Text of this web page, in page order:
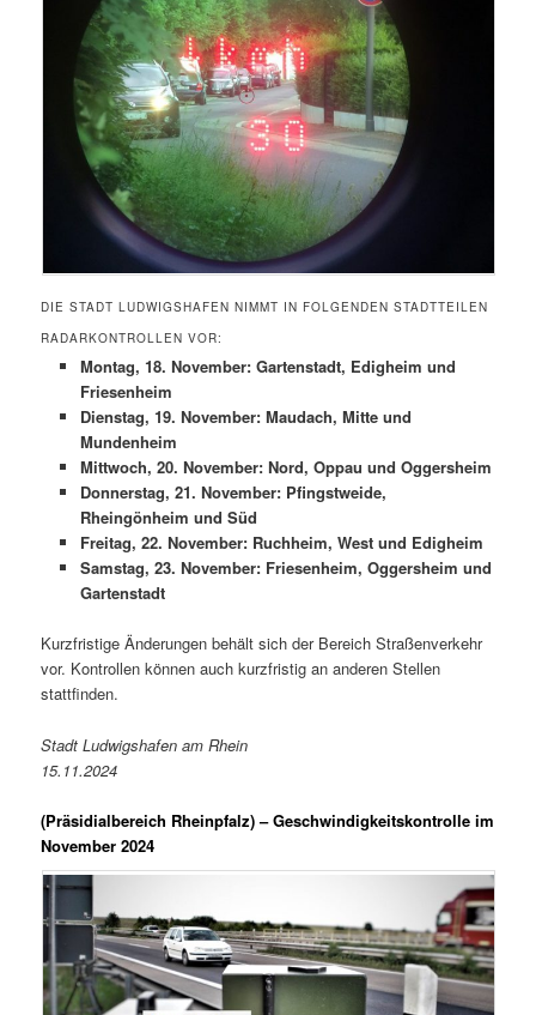
DIE STADT LUDWIGSHAFEN NIMMT IN FOLGENDEN STADTTEILEN
RADARKONTROLLEN VOR:
Montag, 18. November: Gartenstadt, Edigheim und
Friesenheim
Dienstag, 19. November: Maudach, Mitte und
Mundenheim
Mittwoch, 20. November: Nord, Oppau und Oggersheim
Donnerstag, 21. November: Pfingstweide,
Rheingönheim und Süd
Freitag, 22. November: Ruchheim, West und Edigheim
Samstag, 23. November: Friesenheim, Oggersheim und
Gartenstadt
Kurzfristige Änderungen behält sich der Bereich Straßenverkehr
vor. Kontrollen können auch kurzfristig an anderen Stellen
stattfinden.
Stadt Ludwigshafen am Rhein
15.11.2024
(Präsidialbereich Rheinpfalz)– Geschwindigkeitskontrolle im
November 2024